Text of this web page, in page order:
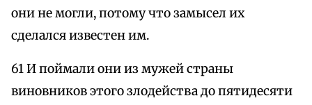
они не могли, потому что замысел их
сделался известен им.
61 И поймали они из мужей страны
виновников этого злодейства до пятидесяти